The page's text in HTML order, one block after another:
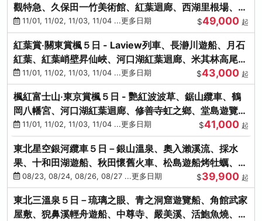
觀特急、久保田一竹美術館、紅葉迴廊、西湖里根場、銀
杏大道
11/01, 11/02, 11/03, 11/04 ...更多日期 $49,000 起
紅葉賞‧關東賞楓５日 - Laview列車、長瀞川遊船、月石
紅葉、紅葉峭壁昇仙峽、河口湖紅葉迴廊、米其林高尾
山、海鮮盛宴
11/01, 11/02, 11/03, 11/04 ...更多日期 $43,000 起
楓紅富士山‧東京賞楓５日 - 艷紅波波草、鋸山纜車、鶴
岡八幡宮、河口湖紅葉迴廊、修善寺虹之鄉、堂島遊覽
船、熱海梅園
11/01, 11/02, 11/03, 11/04 ...更多日期 $41,000 起
東北星空銀河纜車５日－銀山溫泉、奧入瀨溪流、採水
果、十和田湖遊船、秋田懷舊火車、松島遊船烤牡蠣、嚴
美溪、螃蟹本家
08/23, 08/24, 08/26, 08/27 ...更多日期 $39,900 起
東北三溫泉５日－琉璃之眼、青之洞窟遊覽船、角館武家
屋敷、猊鼻溪輕舟遊船、中尊寺、嚴美溪、活鮑魚燒、烤